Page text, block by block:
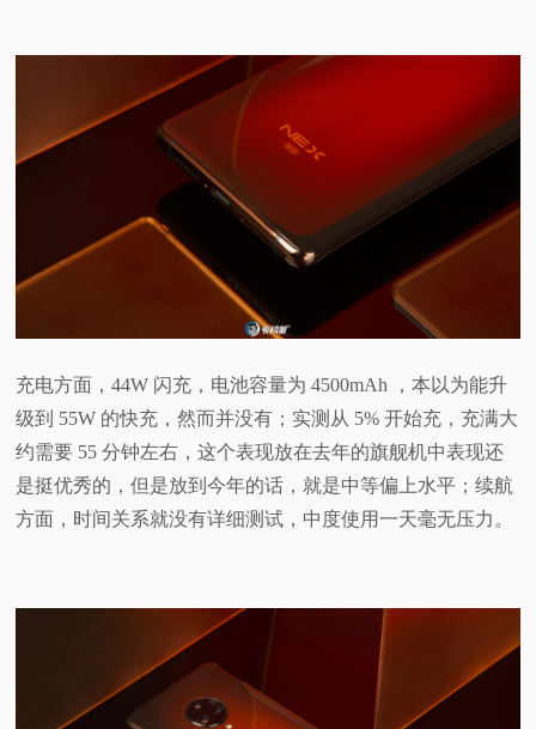
充电方面，44W 闪充，电池容量为 4500mAh ，本以为能升
级到 55W 的快充，然而并没有；实测从 5% 开始充，充满大
约需要 55 分钟左右，这个表现放在去年的旗舰机中表现还
是挺优秀的，但是放到今年的话，就是中等偏上水平；续航
方面，时间关系就没有详细测试，中度使用一天毫无压力。